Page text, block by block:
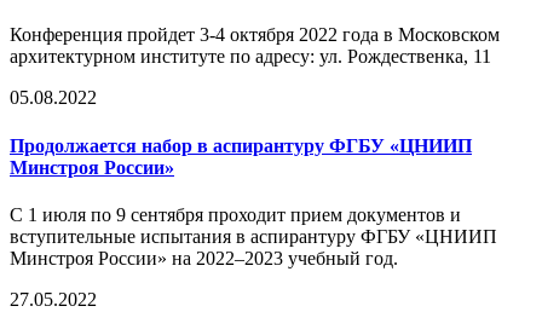
Конференция пройдет 3-4 октября 2022 года в Московском
архитектурном институте по адресу: ул. Рождественка, 11
05.08.2022
Продолжается набор в аспирантуру ФГБУ «ЦНИИП
Минстроя России»
С 1 июля по 9 сентября проходит прием документов и
вступительные испытания в аспирантуру ФГБУ «ЦНИИП
Минстроя России» на 2022–2023 учебный год.
27.05.2022